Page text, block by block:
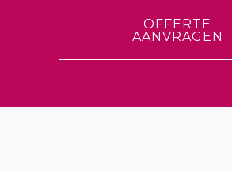
OFFERTE
AANVRAGEN